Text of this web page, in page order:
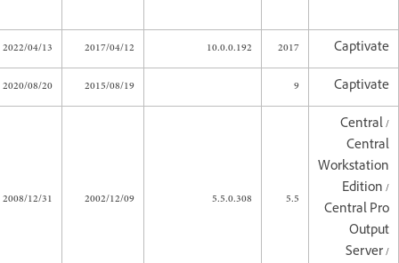
Captivate
2017
10.0.0.192
2017/04/12
2022/04/13
Captivate
9
2015/08/19
2020/08/20
Central /
Central
Workstation
Edition /
Central Pro
Output
Server /
5.5
5.5.0.308
2002/12/09
2008/12/31